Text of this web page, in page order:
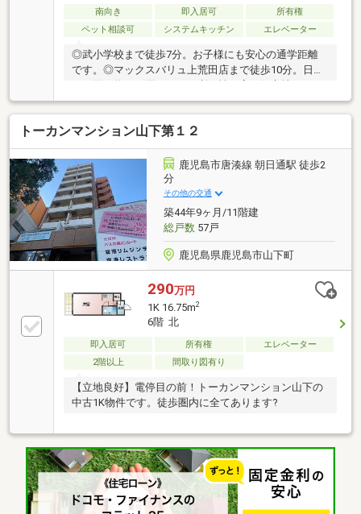
南向き 即入居可
所有権
ペット相談可
システムキッチン エレベーター
◎武小学校まで徒歩7分。お子様にも安心の通学距離
です。◎マックスバリュ上荒田店まで徒歩10分。日々
トーカンマンション山下第１２
鹿児島市唐湊線 朝日通駅 徒歩2
分
その他の交通
築44年9ヶ月/11階建
総戸数57戸
鹿児島県鹿児島市山下町
290万円
1K 16.75m2
6階 北
即入居可 所有権
エレベーター
2階以上
間取り図有り
【立地良好】電停目の前！トーカンマンション山下の
中古1K物件です。徒歩圏内に全てあります?